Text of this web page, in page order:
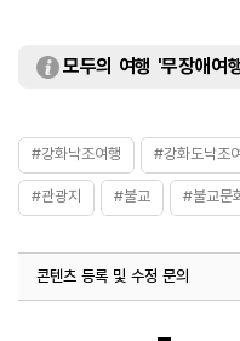
모두의 여행 '무장애여
#강화낙조여행 #강화도낙조
#관광지 #불교 #불교문
#종교 #한국불교
콘텐츠 등록 및 수정 문의